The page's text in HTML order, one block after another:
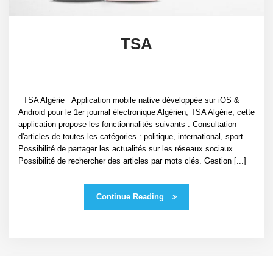
TSA
TSA Algérie Application mobile native développée sur iOS &
Android pour le 1er journal électronique Algérien, TSA Algérie, cette
application propose les fonctionnalités suivants : Consultation
d'articles de toutes les catégories : politique, international, sport...
Possibilité de partager les actualités sur les réseaux sociaux.
Possibilité de rechercher des articles par mots clés. Gestion [...]
Continue Reading